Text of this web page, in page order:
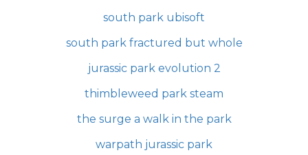
south park ubisoft
south park fractured but whole
jurassic park evolution 2
thimbleweed park steam
the surge a walk in the park
warpath jurassic park